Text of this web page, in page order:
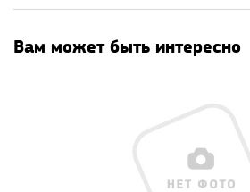
Вам может быть интересно